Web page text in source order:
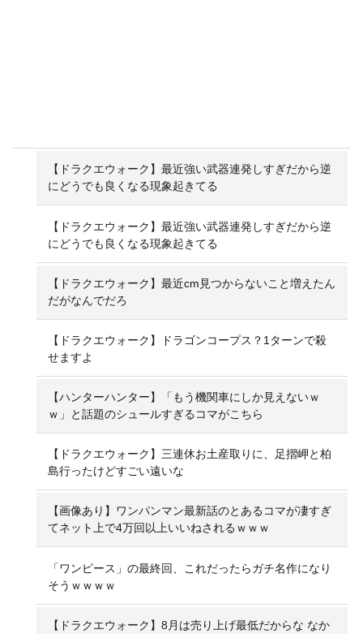
【ドラクエウォーク】最近強い武器連発しすぎだから逆
にどうでも良くなる現象起きてる
【ドラクエウォーク】最近強い武器連発しすぎだから逆
にどうでも良くなる現象起きてる
【ドラクエウォーク】最近cm見つからないこと増えたん
だがなんでだろ
【ドラクエウォーク】ドラゴンコープス？1ターンで殺
せますよ
【ハンターハンター】「もう機関車にしか見えないｗ
ｗ」と話題のシュールすぎるコマがこちら
【ドラクエウォーク】三連休お土産取りに、足摺岬と柏
島行ったけどすごい遠いな
【画像あり】ワンパンマン最新話のとあるコマが凄すぎ
てネット上で4万回以上いいねされるｗｗｗ
「ワンピース」の最終回、これだったらガチ名作になり
そうｗｗｗｗ
【ドラクエウォーク】8月は売り上げ最低だからな なか